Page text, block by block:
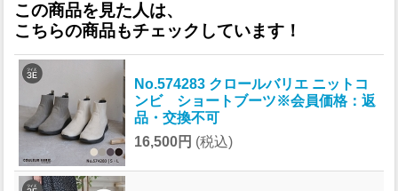
この商品を見た人は、
こちらの商品もチェックしています！
No.574283 クロールバリエ ニットコ
ンビ ショートブーツ※会員価格：返
品・交換不可
16,500円 (税込)